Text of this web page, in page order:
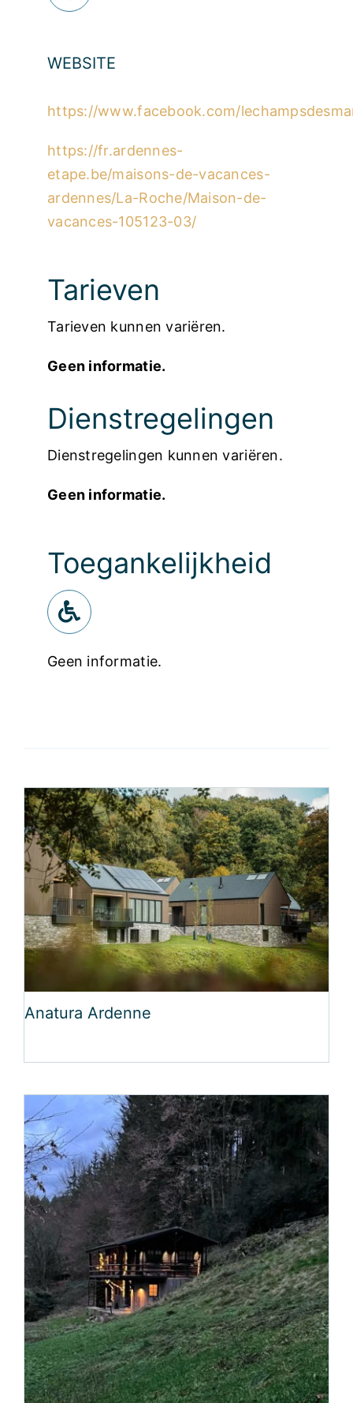
WEBSITE
https://www.facebook.com/
https://fr.ardennes-
etape.be/maisons-de-vacances-
ardennes/La-Roche/Maison-de-
vacances-105123-03/
Tarieven
Tarieven kunnen variëren.
Geen informatie.
Dienstregelingen
Dienstregelingen kunnen variëren.
Geen informatie.
Toegankelijkheid
Geen informatie.
Anatura Ardenne